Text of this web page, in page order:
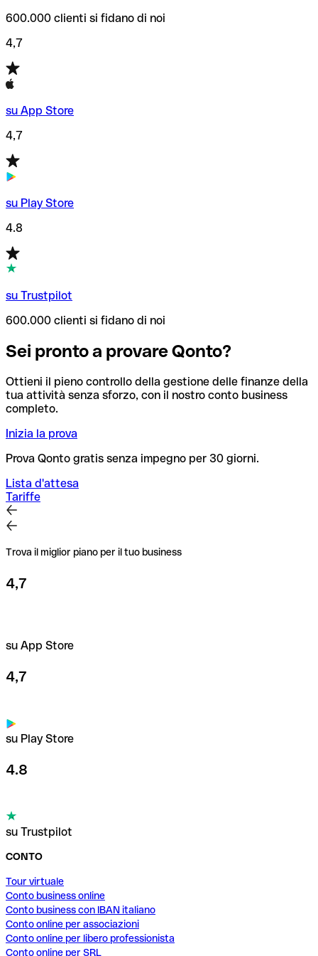
600.000 clienti si fidano di noi
4,7
su App Store
4,7
su Play Store
4.8
su Trustpilot
600.000 clienti si fidano di noi
Sei pronto a provare Qonto?
Ottieni il pieno controllo della gestione delle finanze della
tua attività senza sforzo, con il nostro conto business
completo.
Inizia la prova
Prova Qonto gratis senza impegno per 30 giorni.
Lista d'attesa
Tariffe
Trova il miglior piano per il tuo business
4,7
su App Store
4,7
su Play Store
4.8
su Trustpilot
CONTO
Tour virtuale
Conto business online
Conto business con IBAN italiano
Conto online per associazioni
Conto online per libero professionista
Conto online per SRL